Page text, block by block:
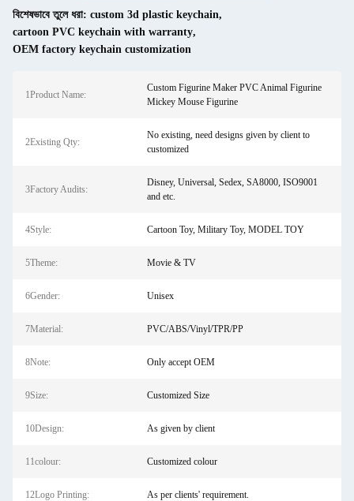
বিশেষভাবে তুলে ধরা: custom 3d plastic keychain,
cartoon PVC keychain with warranty,
OEM factory keychain customization
1Product Name:
Custom Figurine Maker PVC Animal Figurine
Mickey Mouse Figurine
2Existing Qty:
No existing, need designs given by client to
customized
3Factory Audits:
Disney, Universal, Sedex, SA8000, ISO9001
and etc.
4Style: Cartoon Toy, Military Toy, MODEL TOY
5Theme: Movie & TV
6Gender: Unisex
7Material: PVC/ABS/Vinyl/TPR/PP
8Note: Only accept OEM
9Size: Customized Size
10Design: As given by client
11colour: Customized colour
12Logo Printing: As per clients' requirement.